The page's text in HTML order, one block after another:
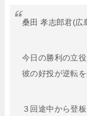
桑田 孝志郎君(広
今日の勝利の立
彼の好投が逆転を
３回途中から登板